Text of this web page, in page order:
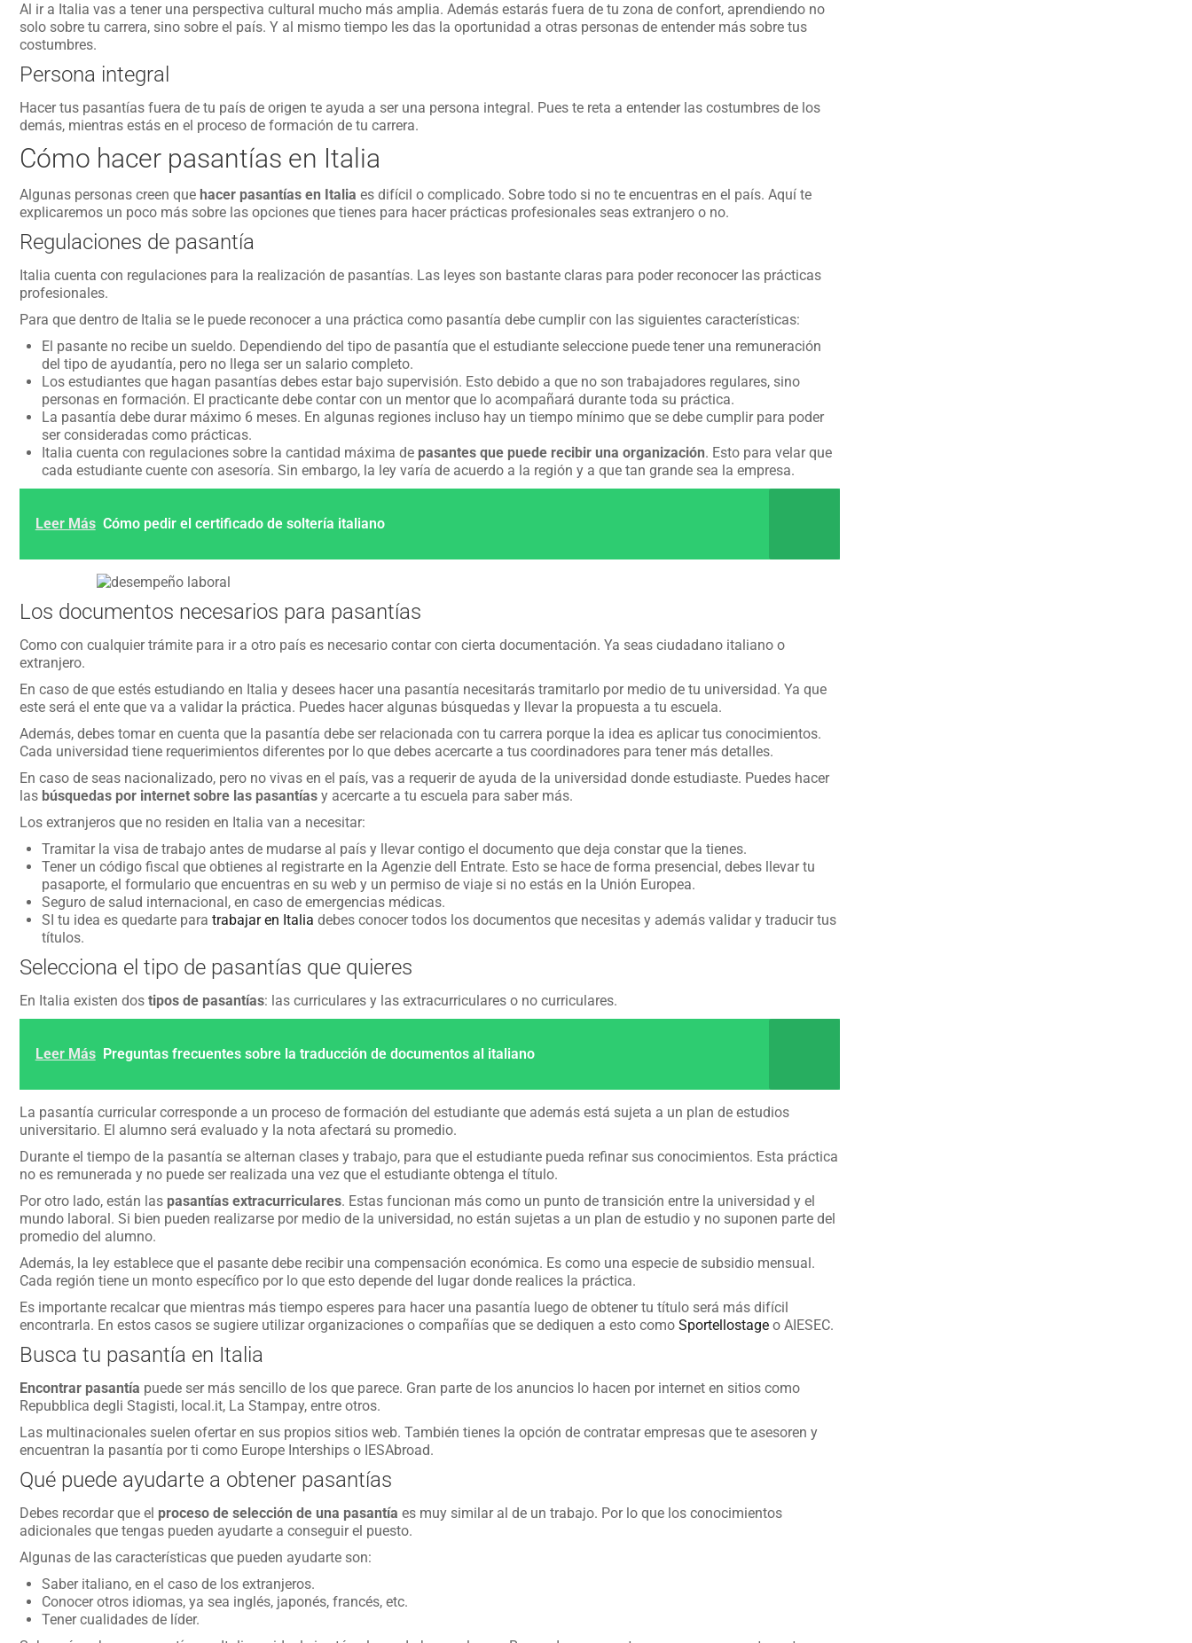
Al ir a Italia vas a tener una perspectiva cultural mucho más amplia. Además estarás fuera de tu zona de confort, aprendiendo no
solo sobre tu carrera, sino sobre el país. Y al mismo tiempo les das la oportunidad a otras personas de entender más sobre tus
costumbres.
Persona integral
Hacer tus pasantías fuera de tu país de origen te ayuda a ser una persona integral. Pues te reta a entender las costumbres de los
demás, mientras estás en el proceso de formación de tu carrera.
Cómo hacer pasantías en Italia
Algunas personas creen que hacer pasantías en Italia es difícil o complicado. Sobre todo si no te encuentras en el país. Aquí te
explicaremos un poco más sobre las opciones que tienes para hacer prácticas profesionales seas extranjero o no.
Regulaciones de pasantía
Italia cuenta con regulaciones para la realización de pasantías. Las leyes son bastante claras para poder reconocer las prácticas
profesionales.
Para que dentro de Italia se le puede reconocer a una práctica como pasantía debe cumplir con las siguientes características:
El pasante no recibe un sueldo. Dependiendo del tipo de pasantía que el estudiante seleccione puede tener una remuneración
del tipo de ayudantía, pero no llega ser un salario completo.
Los estudiantes que hagan pasantías debes estar bajo supervisión. Esto debido a que no son trabajadores regulares, sino
personas en formación. El practicante debe contar con un mentor que lo acompañará durante toda su práctica.
La pasantía debe durar máximo 6 meses. En algunas regiones incluso hay un tiempo mínimo que se debe cumplir para poder
ser consideradas como prácticas.
Italia cuenta con regulaciones sobre la cantidad máxima de pasantes que puede recibir una organización. Esto para velar que
cada estudiante cuente con asesoría. Sin embargo, la ley varía de acuerdo a la región y a que tan grande sea la empresa.
Leer Más Cómo pedir el certificado de soltería italiano
Los documentos necesarios para pasantías
Como con cualquier trámite para ir a otro país es necesario contar con cierta documentación. Ya seas ciudadano italiano o
extranjero.
En caso de que estés estudiando en Italia y desees hacer una pasantía necesitarás tramitarlo por medio de tu universidad. Ya que
este será el ente que va a validar la práctica. Puedes hacer algunas búsquedas y llevar la propuesta a tu escuela.
Además, debes tomar en cuenta que la pasantía debe ser relacionada con tu carrera porque la idea es aplicar tus conocimientos.
Cada universidad tiene requerimientos diferentes por lo que debes acercarte a tus coordinadores para tener más detalles.
En caso de seas nacionalizado, pero no vivas en el país, vas a requerir de ayuda de la universidad donde estudiaste. Puedes hacer
las búsquedas por internet sobre las pasantíasy acercarte a tu escuela para saber más.
Los extranjeros que no residen en Italia van a necesitar:
Tramitar la visa de trabajo antes de mudarse al país y llevar contigo el documento que deja constar que la tienes.
Tener un código fiscal que obtienes al registrarte en la Agenzie dell Entrate. Esto se hace de forma presencial, debes llevar tu
pasaporte, el formulario que encuentras en su web y un permiso de viaje si no estás en la Unión Europea.
Seguro de salud internacional, en caso de emergencias médicas.
SI tu idea es quedarte para trabajar en Italia debes conocer todos los documentos que necesitas y además validar y traducir tus
títulos.
Selecciona el tipo de pasantías que quieres
En Italia existen dos tipos de pasantías: las curriculares y las extracurriculares o no curriculares.
Leer Más Preguntas frecuentes sobre la traducción de documentos al italiano
La pasantía curricular corresponde a un proceso de formación del estudiante que además está sujeta a un plan de estudios
universitario. El alumno será evaluado y la nota afectará su promedio.
Durante el tiempo de la pasantía se alternan clases y trabajo, para que el estudiante pueda refinar sus conocimientos. Esta práctica
no es remunerada y no puede ser realizada una vez que el estudiante obtenga el título.
Por otro lado, están las pasantías extracurriculares. Estas funcionan más como un punto de transición entre la universidad y el
mundo laboral. Si bien pueden realizarse por medio de la universidad, no están sujetas a un plan de estudio y no suponen parte del
promedio del alumno.
Además, la ley establece que el pasante debe recibir una compensación económica. Es como una especie de subsidio mensual.
Cada región tiene un monto específico por lo que esto depende del lugar donde realices la práctica.
Es importante recalcar que mientras más tiempo esperes para hacer una pasantía luego de obtener tu título será más difícil
encontrarla. En estos casos se sugiere utilizar organizaciones o compañías que se dediquen a esto como Sportellostageo AIESEC.
Busca tu pasantía en Italia
Encontrar pasantía puede ser más sencillo de los que parece. Gran parte de los anuncios lo hacen por internet en sitios como
Repubblica degli Stagisti, local.it, La Stampay, entre otros.
Las multinacionales suelen ofertar en sus propios sitios web. También tienes la opción de contratar empresas que te asesoren y
encuentran la pasantía por ti como Europe Interships o IESAbroad.
Qué puede ayudarte a obtener pasantías
Debes recordar que el proceso de selección de una pasantía es muy similar al de un trabajo. Por lo que los conocimientos
adicionales que tengas pueden ayudarte a conseguir el puesto.
Algunas de las características que pueden ayudarte son:
Saber italiano, en el caso de los extranjeros.
Conocer otros idiomas, ya sea inglés, japonés, francés, etc.
Tener cualidades de líder.